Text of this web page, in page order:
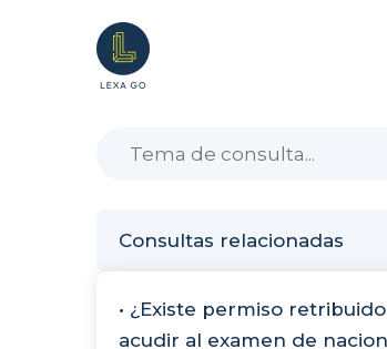
Consultas relacionadas
• ¿Existe permiso
acudir al examen de